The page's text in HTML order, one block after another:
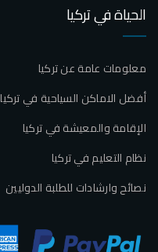
الحياة في تركيا
معلومات عامة عن تركيا
أفضل الاماكن السياحية في تركيا
الإقامة والمعيشة في تركيا
نظام التعليم في تركيا
نصائح وارشادات للطلبة الدوليين